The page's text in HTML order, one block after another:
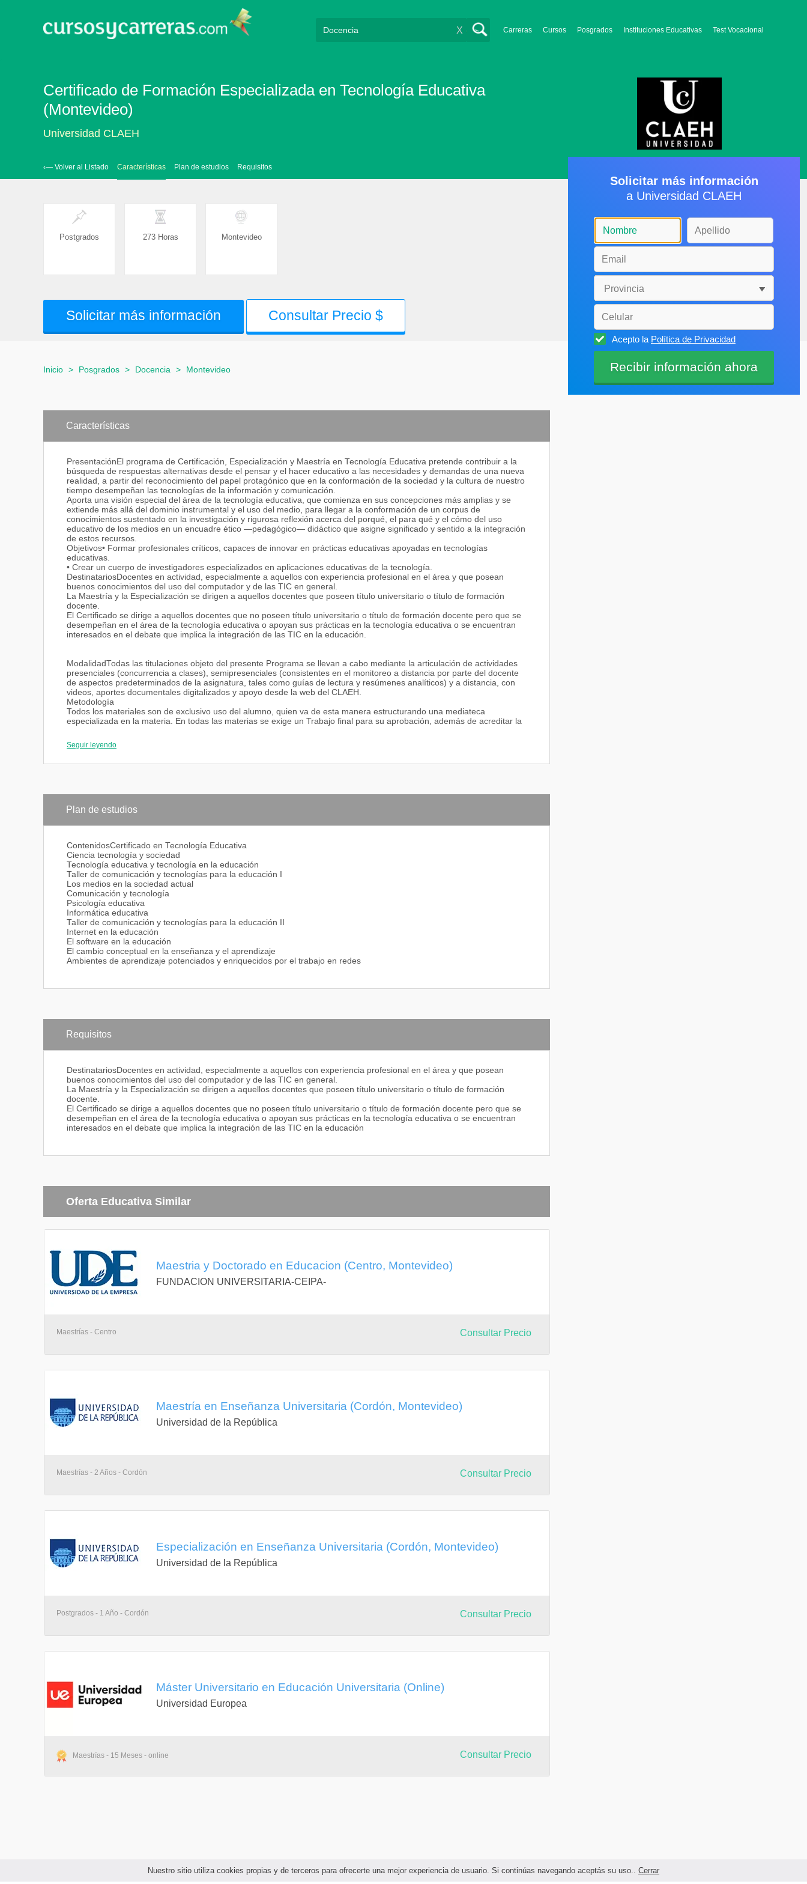
Nuestro sitio utiliza cookies propias y de terceros para ofrecerte una mejor experiencia de usuario. Si continúas navegando aceptás su uso.. Cerrar
Carreras Cursos Posgrados Instituciones Educativas Test Vocacional
X
Certificado de Formación Especializada en Tecnología Educativa
(Montevideo)
Universidad CLAEH
‹— Volver al Listado Características Plan de estudios Requisitos
Postgrados 273 Horas Montevideo
Solicitar más información Consultar Precio $
Inicio > Posgrados > Docencia > Montevideo
Características
PresentaciónEl programa de Certificación, Especialización y Maestría en Tecnología Educativa pretende contribuir a la
búsqueda de respuestas alternativas desde el pensar y el hacer educativo a las necesidades y demandas de una nueva
realidad, a partir del reconocimiento del papel protagónico que en la conformación de la sociedad y la cultura de nuestro
tiempo desempeñan las tecnologías de la información y comunicación.
Aporta una visión especial del área de la tecnología educativa, que comienza en sus concepciones más amplias y se
extiende más allá del dominio instrumental y el uso del medio, para llegar a la conformación de un corpus de
conocimientos sustentado en la investigación y rigurosa reflexión acerca del porqué, el para qué y el cómo del uso
educativo de los medios en un encuadre ético —pedagógico— didáctico que asigne significado y sentido a la integración
de estos recursos.
Objetivos• Formar profesionales críticos, capaces de innovar en prácticas educativas apoyadas en tecnologías
educativas.
• Crear un cuerpo de investigadores especializados en aplicaciones educativas de la tecnología.
DestinatariosDocentes en actividad, especialmente a aquellos con experiencia profesional en el área y que posean
buenos conocimientos del uso del computador y de las TIC en general.
La Maestría y la Especialización se dirigen a aquellos docentes que poseen título universitario o título de formación
docente.
El Certificado se dirige a aquellos docentes que no poseen título universitario o título de formación docente pero que se
desempeñan en el área de la tecnología educativa o apoyan sus prácticas en la tecnología educativa o se encuentran
interesados en el debate que implica la integración de las TIC en la educación.
ModalidadTodas las titulaciones objeto del presente Programa se llevan a cabo mediante la articulación de actividades
presenciales (concurrencia a clases), semipresenciales (consistentes en el monitoreo a distancia por parte del docente
de aspectos predeterminados de la asignatura, tales como guías de lectura y resúmenes analíticos) y a distancia, con
videos, aportes documentales digitalizados y apoyo desde la web del CLAEH.
Metodología
Todos los materiales son de exclusivo uso del alumno, quien va de esta manera estructurando una mediateca
especializada en la materia. En todas las materias se exige un Trabajo final para su aprobación, además de acreditar la
En el caso del Diploma, la Memoria final debe asumir la forma de una monografía monitoreada por la Coordinación del
Programa. En el caso de la Maestría, los semestres quinto y sexto se dedican a un Taller de proyectos de tesis,
Seguir leyendo
Plan de estudios
ContenidosCertificado en Tecnología Educativa
Ciencia tecnología y sociedad
Tecnología educativa y tecnología en la educación
Taller de comunicación y tecnologías para la educación I
Los medios en la sociedad actual
Comunicación y tecnología
Psicología educativa
Informática educativa
Taller de comunicación y tecnologías para la educación II
Internet en la educación
El software en la educación
El cambio conceptual en la enseñanza y el aprendizaje
Ambientes de aprendizaje potenciados y enriquecidos por el trabajo en redes
Requisitos
DestinatariosDocentes en actividad, especialmente a aquellos con experiencia profesional en el área y que posean
buenos conocimientos del uso del computador y de las TIC en general.
La Maestría y la Especialización se dirigen a aquellos docentes que poseen título universitario o título de formación
docente.
El Certificado se dirige a aquellos docentes que no poseen título universitario o título de formación docente pero que se
desempeñan en el área de la tecnología educativa o apoyan sus prácticas en la tecnología educativa o se encuentran
interesados en el debate que implica la integración de las TIC en la educación
Oferta Educativa Similar
Maestria y Doctorado en Educacion (Centro, Montevideo)
FUNDACION UNIVERSITARIA-CEIPA-
Maestrías - Centro Consultar Precio
Maestría en Enseñanza Universitaria (Cordón, Montevideo)
Universidad de la República
Maestrías - 2 Años - Cordón Consultar Precio
Especialización en Enseñanza Universitaria (Cordón, Montevideo)
Universidad de la República
Postgrados - 1 Año - Cordón Consultar Precio
Máster Universitario en Educación Universitaria (Online)
Universidad Europea
Maestrías - 15 Meses - online Consultar Precio
Solicitar más información
a Universidad CLAEH
Acepto la Política de Privacidad